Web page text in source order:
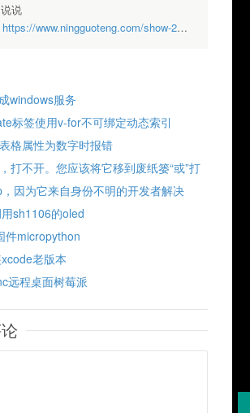
说说
https://www.ningguoteng.com/show-27.html
windows服务
标签使用v-for不可绑定动态索引
格属性为数字时报错
打不开。您应该将它移到废纸篓“或”打
因为它来自身份不明的开发者解决
sh1106的oled
件micropython
老版本
远程桌面树莓派